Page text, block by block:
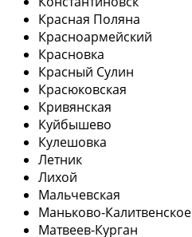
Красная Поляна
Красноармейский
Красновка
Красный Сулин
Красюковская
Кривянская
Куйбышево
Кулешовка
Летник
Лихой
Мальчевская
Маньково-Калитвенское
Матвеев-Курган